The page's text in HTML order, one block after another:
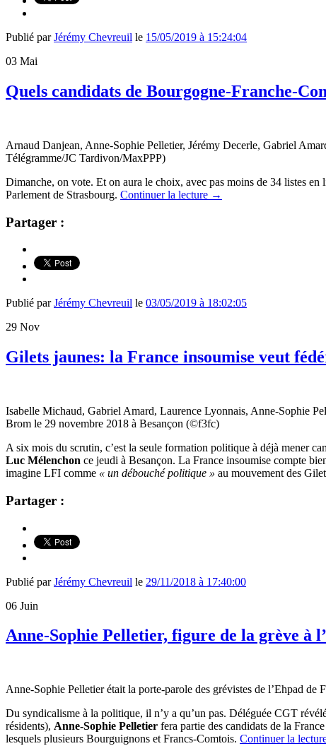
Publié parJérémy Chevreuil le 15/05/2019 à 15:24:04
03 Mai
Quels candidats de Bourgogne-Franche-
Arnaud Danjean, Anne-Sophie Pelletier, Jérémy Decerle, Gabriel
Télégramme/JC Tardivon/MaxPPP)
Dimanche, on vote. Et on aura le choix, avec pas moins de 34 listes
Parlement de Strasbourg. Continuer la lecture →
Partager :
Publié parJérémy Chevreuil le 03/05/2019 à 18:02:05
29 Nov
Gilets jaunes: la France insoumise veut
Isabelle Michaud, Gabriel Amard, Laurence Lyonnais, Anne-Sophie
Brom le 29 novembre 2018 à Besançon (©f3fc)
A six mois du scrutin, c’est la seule formation politique à déjà mener
Luc Mélenchon ce jeudi à Besançon. La France insoumise compte
imagine LFI comme « un débouché politique » au mouvement des
Partager :
Publié parJérémy Chevreuil le 29/11/2018 à 17:40:00
06 Juin
Anne-Sophie Pelletier, figure de la grève à
Anne-Sophie Pelletier était la porte-parole des grévistes de l’Ehpad de
Du syndicalisme à la politique, il n’y a qu’un pas. Déléguée CGT
résidents), Anne-Sophie Pelletier fera partie des candidats de la
lesquels plusieurs Bourguignons et Francs-Comtois. Continuer la